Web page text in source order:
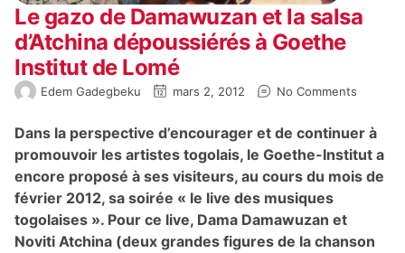
Le gazo de Damawuzan et la salsa
d’Atchina dépoussiérés à Goethe
Institut de Lomé
Edem Gadegbeku mars 2, 2012 No Comments
Dans la perspective d’encourager et de continuer à
promouvoir les artistes togolais, le Goethe-Institut a
encore proposé à ses visiteurs, au cours du mois de
février 2012, sa soirée « le live des musiques
togolaises ». Pour ce live, Dama Damawuzan et
Noviti Atchina (deux grandes figures de la chanson